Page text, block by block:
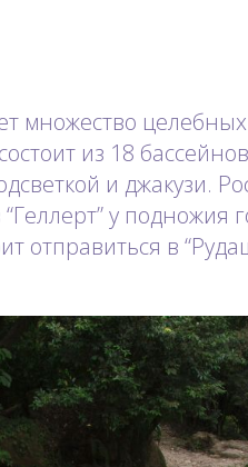
множество
из 18
и джакузи.
у подножия
отправиться в